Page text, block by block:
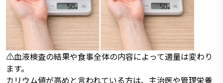
⚠️血液検査の結果や食事全体の内容によって適量は変わり
ます。
カリウム値が高めと言われている方は、主治医や管理栄養